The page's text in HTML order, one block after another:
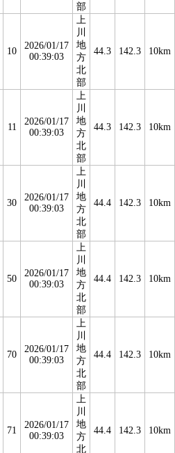
部
10
2026/01/17
00:39:03
上
川
地
方
北
部
44.3 142.3 10km
11
2026/01/17
00:39:03
上
川
地
方
北
部
44.3 142.3 10km
30
2026/01/17
00:39:03
上
川
地
方
北
部
44.4 142.3 10km
50
2026/01/17
00:39:03
上
川
地
方
北
部
44.4 142.3 10km
70
2026/01/17
00:39:03
上
川
地
方
北
部
44.4 142.3 10km
71
2026/01/17
00:39:03
上
川
地
方
北
44.4 142.3 10km